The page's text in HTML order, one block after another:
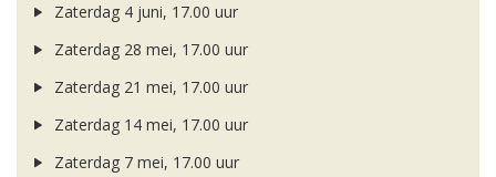
Zaterdag 4 juni, 17.00 uur
Zaterdag 28 mei, 17.00 uur
Zaterdag 21 mei, 17.00 uur
Zaterdag 14 mei, 17.00 uur
Zaterdag 7 mei, 17.00 uur